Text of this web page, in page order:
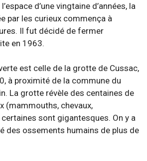
d’une vingtaine d’années, la
par les curieux commença à
Il fut décidé de fermer
en 1963.
est celle de la grotte de Cussac,
à proximité de la commune du
La grotte révèle des centaines de
(mammouths, chevaux,
sont gigantesques. On y a
des ossements humains de plus de